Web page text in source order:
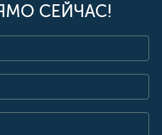
СЕЙЧАС!